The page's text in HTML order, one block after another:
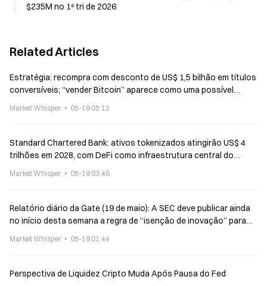
$235M no 1º tri de 2026
Related Articles
Estratégia: recompra com desconto de US$ 1,5 bilhão em títulos
conversíveis; “vender Bitcoin” aparece como uma possível
Market Whisper 05-19 05:12
Standard Chartered Bank: ativos tokenizados atingirão US$ 4
trilhões em 2028, com DeFi como infraestrutura central do
Market Whisper 05-19 03:46
Relatório diário da Gate (19 de maio): A SEC deve publicar ainda
no início desta semana a regra de “isenção de inovação” para
Market Whisper 05-19 01:44
Perspectiva de Liquidez Cripto Muda Após Pausa do Fed